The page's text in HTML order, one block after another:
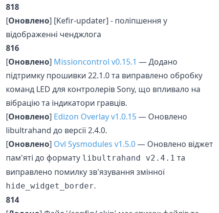
818
[Оновлено] [Kefir-updater] - поліпшення у
відображенні ченджлога
816
[Оновлено] Missioncontrol v0.15.1 — Додано
підтримку прошивки 22.1.0 та виправлено обробку
команд LED для контролерів Sony, що впливало на
вібрацію та індикатори гравців.
[Оновлено] Edizon Overlay v1.0.15— Оновлено
libultrahand до версії 2.4.0.
[Оновлено] Ovl Sysmodules v1.5.0— Оновлено віджет
пам'яті до формату libultrahand v2.4.1 та
виправлено помилку зв'язування змінної
hide_widget_border.
814